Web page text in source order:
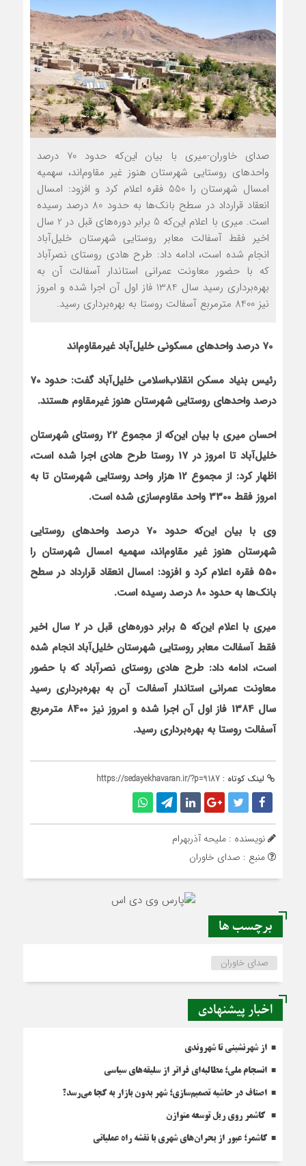
صدای خاوران-میری با بیان این‌که حدود 70 درصد
واحدهای روستایی شهرستان هنوز غیر مقاوم‌اند، سهمیه
امسال شهرستان را 550 فقره اعلام کرد و افزود: امسال
انعقاد قرارداد در سطح بانک‌ها به حدود 80 درصد رسیده
است. میری با اعلام این‌که 5 برابر دوره‌های قبل در 2 سال
اخیر فقط آسفالت معابر روستایی شهرستان خلیل‌آباد
انجام شده است، ادامه داد: طرح هادی روستای نصرآباد
که با حضور معاونت عمرانی استاندار آسفالت آن به
بهره‌برداری رسید سال 1384 فاز اول آن اجرا شده و امروز
نیز 8400 مترمربع آسفالت روستا به بهره‌برداری رسید.
70 درصد واحدهای مسکونی خلیل‌آباد غیرمقاوم‌اند
رئیس بنیاد مسکن انقلاب‌اسلامی خلیل‌آباد گفت: حدود 70
درصد واحدهای روستایی شهرستان هنوز غیرمقاوم هستند.
احسان میری با بیان این‌که از مجموع 22 روستای شهرستان
خلیل‌آباد تا امروز در 17 روستا طرح هادی اجرا شده است،
اظهار کرد: از مجموع 12 هزار واحد روستایی شهرستان تا به
امروز فقط 3300 واحد مقاوم‌سازی شده است.
وی با بیان این‌که حدود 70 درصد واحدهای روستایی
شهرستان هنوز غیر مقاوم‌اند، سهمیه امسال شهرستان را
550 فقره اعلام کرد و افزود: امسال انعقاد قرارداد در سطح
بانک‌ها به حدود 80 درصد رسیده است.
میری با اعلام این‌که 5 برابر دوره‌های قبل در 2 سال اخیر
فقط آسفالت معابر روستایی شهرستان خلیل‌آباد انجام شده
است، ادامه داد: طرح هادی روستای نصرآباد که با حضور
معاونت عمرانی استاندار آسفالت آن به بهره‌برداری رسید
سال 1384 فاز اول آن اجرا شده و امروز نیز 8400 مترمربع
آسفالت روستا به بهره‌برداری رسید.
لینک کوتاه : https://sedayekhavaran.ir/?p=9187
نویسنده : ملیحه آذربهرام
منبع : صدای خاوران
برچسب ها
صدای خاوران
اخبار پیشنهادی
از شهرنشینی تا شهروندی
انسجام ملی؛ مطالبه‌ای فراتر از سلیقه‌های سیاسی
اصناف در حاشیه تصمیم‌سازی؛ شهر بدون بازار به کجا می‌رسد؟
کاشمر روی ریل توسعه متوازن
کاشمر؛ عبور از بحران‌های شهری با نقشه راه عملیاتی